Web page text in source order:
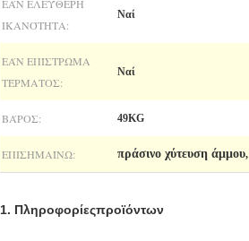
ΕΆΝ ΕΛΕΎΘΕΡΗ
ΙΚΑΝΌΤΗΤΑ:
Ναί
ΕΆΝ ΕΠΊΣΤΡΩΜΑ
ΤΈΡΜΑΤΟΣ:
Ναί
ΒΆΡΟΣ: 49KG
ΕΠΙΣΗΜΑΊΝΩ: πράσινο χύτευση άμμου,
1. Πληροφορίεςπροϊόντων